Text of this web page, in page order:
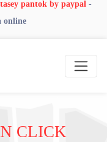
pantok by paypal -
online
CLICK